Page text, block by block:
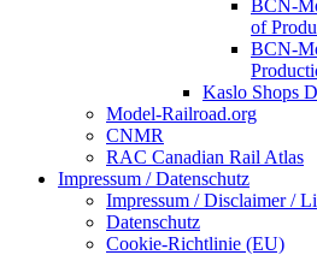
BCN-
of
BCN-
Kaslo Shops
Model-Railroad.org
CNMR
RAC Canadian Rail Atlas
Impressum / Datenschutz
Impressum / Disclaimer /
Datenschutz
Cookie-Richtlinie (EU)